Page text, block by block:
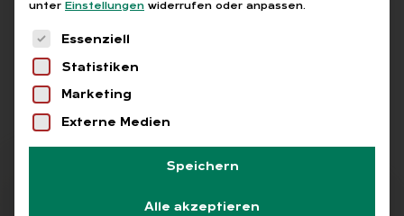
Alle Bei­trä­ge mit dem
Schlag­wort „ABC“
Alle
unter Einstellungen widerrufen oder anpassen.
Es folgt eine Liste der Service-Gruppen, für
Essenziell
Statistiken
Marketing
Externe Medien
Speichern
Alle akzeptieren